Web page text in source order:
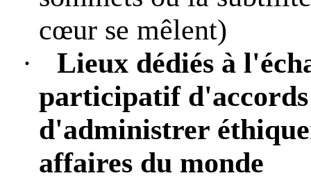
cœur se mêlent)
·
Lieux dédiés à
participatif
d'administrer
affaires du monde